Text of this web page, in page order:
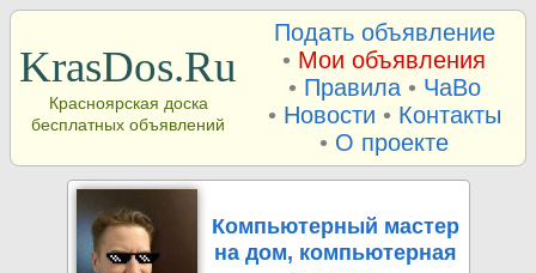
KrasDos.Ru
Красноярская доска
бесплатных объявлений
Подать объявление
• Мои объявления
• Правила• ЧаВо
• Новости • Контакты
• О проекте
Компьютерный мастер
на дом, компьютерная